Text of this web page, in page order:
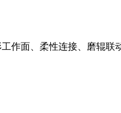
作面、柔性连接、磨辊